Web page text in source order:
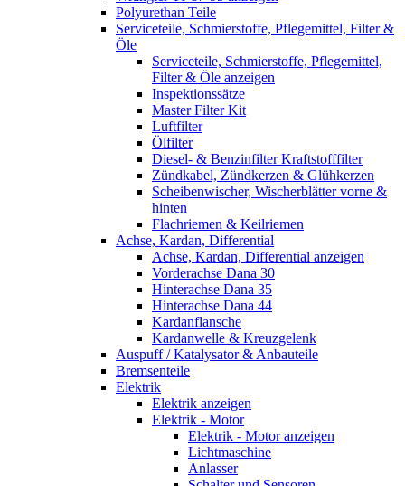
Polyurethan Teile
Serviceteile, Schmierstoffe, Pflegemittel, Filter &
Öle
Serviceteile, Schmierstoffe, Pflegemittel,
Filter & Öle anzeigen
Inspektionssätze
Master Filter Kit
Luftfilter
Ölfilter
Diesel- & Benzinfilter Kraftstofffilter
Zündkabel, Zündkerzen & Glühkerzen
Scheibenwischer, Wischerblätter vorne &
hinten
Flachriemen & Keilriemen
Achse, Kardan, Differential
Achse, Kardan, Differential anzeigen
Vorderachse Dana 30
Hinterachse Dana 35
Hinterachse Dana 44
Kardanflansche
Kardanwelle & Kreuzgelenk
Auspuff / Katalysator & Anbauteile
Bremsenteile
Elektrik
Elektrik anzeigen
Elektrik - Motor
Elektrik - Motor anzeigen
Lichtmaschine
Anlasser